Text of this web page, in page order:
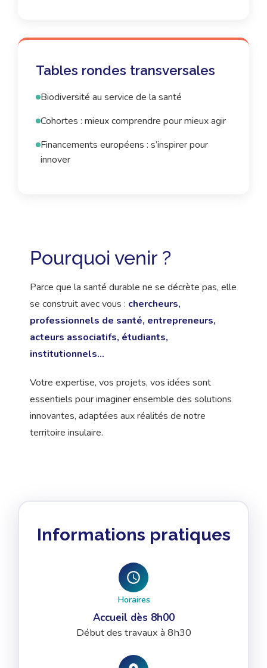
Tables rondes transversales
Biodiversité au service de la santé
Cohortes : mieux comprendre pour mieux agir
Financements européens : s’inspirer pour
innover
Pourquoi venir ?
Parce que la santé durable ne se décrète pas, elle
se construit avec vous : chercheurs,
professionnels de santé, entrepreneurs,
acteurs associatifs, étudiants,
institutionnels…
Votre expertise, vos projets, vos idées sont
essentiels pour imaginer ensemble des solutions
innovantes, adaptées aux réalités de notre
territoire insulaire.
Informations pratiques
Horaires
Accueil dès 8h00
Début des travaux à 8h30